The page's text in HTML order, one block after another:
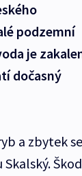
podzemní
je
dočasný
a zbytek se